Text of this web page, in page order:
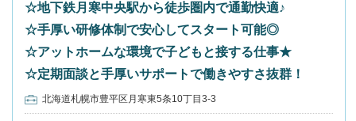
☆地下鉄月寒中央駅から徒歩圏内で通勤快適♪
☆手厚い研修体制で安心してスタート可能◎
☆アットホームな環境で子どもと接する仕事★
☆定期面談と手厚いサポートで働きやすさ抜群！
北海道札幌市豊平区月寒東5条10丁目3-3